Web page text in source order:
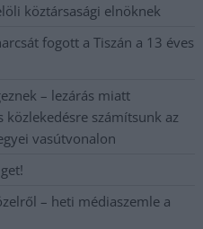
köztársasági elnöknek
fogott a Tiszán a 13 éves
– lezárás miatt
számítsunk az
vasútvonalon
– heti médiaszemle a